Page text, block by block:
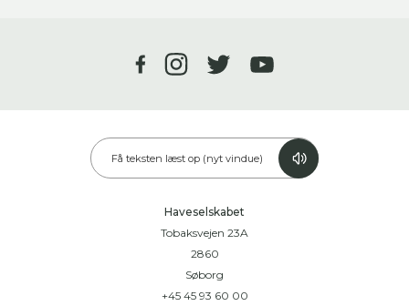
Få teksten læst op (nyt vindue)
Haveselskabet
Tobaksvejen 23A
2860
Søborg
+45 45 93 60 00